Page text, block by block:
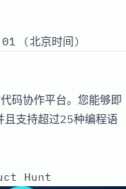
(北京时间)
码协作平台。您能够即
且支持超过25种编程语
Hunt